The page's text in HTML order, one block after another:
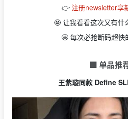
👉 注册newsletter享
🤩 让我看看这次又有什
🤩 每次必抢断码超快
🟩 单品推
王紫璇同款 Define